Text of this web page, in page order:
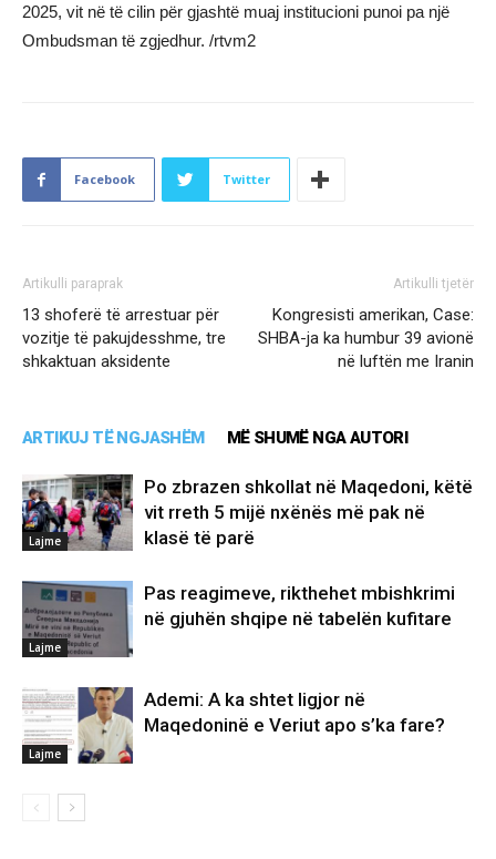
2025, vit në të cilin për gjashtë muaj institucioni punoi pa një
Ombudsman të zgjedhur. /rtvm2
Facebook Twitter
Artikulli paraprak
13 shoferë të arrestuar për
vozitje të pakujdesshme, tre
shkaktuan aksidente
Artikulli tjetër
Kongresisti amerikan, Case:
SHBA-ja ka humbur 39 avionë
në luftën me Iranin
ARTIKUJ TË NGJASHËM MË SHUMË NGA AUTORI
Lajme
Po zbrazen shkollat në Maqedoni, këtë
vit rreth 5 mijë nxënës më pak në
klasë të parë
Lajme
Pas reagimeve, rikthehet mbishkrimi
në gjuhën shqipe në tabelën kufitare
Lajme
Ademi: A ka shtet ligjor në
Maqedoninë e Veriut apo s’ka fare?